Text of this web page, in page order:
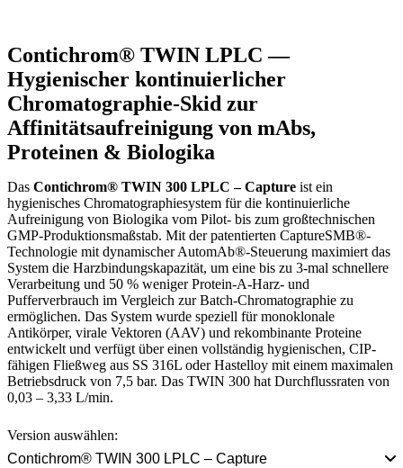
Contichrom® TWIN LPLC —
Hygienischer kontinuierlicher
Chromatographie-Skid zur
Affinitätsaufreinigung von mAbs,
Proteinen & Biologika
Das Contichrom® TWIN 300 LPLC – Capture ist ein
hygienisches Chromatographiesystem für die kontinuierliche
Aufreinigung von Biologika vom Pilot- bis zum großtechnischen
GMP-Produktionsmaßstab. Mit der patentierten CaptureSMB®-
Technologie mit dynamischer AutomAb®-Steuerung maximiert das
System die Harzbindungskapazität, um eine bis zu 3-mal schnellere
Verarbeitung und 50 % weniger Protein-A-Harz- und
Pufferverbrauch im Vergleich zur Batch-Chromatographie zu
ermöglichen. Das System wurde speziell für monoklonale
Antikörper, virale Vektoren (AAV) und rekombinante Proteine
entwickelt und verfügt über einen vollständig hygienischen, CIP-
fähigen Fließweg aus SS 316L oder Hastelloy mit einem maximalen
Betriebsdruck von 7,5 bar. Das TWIN 300 hat Durchflussraten von
0,03 – 3,33 L/min.
Version auswählen:
Contichrom® TWIN 300 LPLC – Capture